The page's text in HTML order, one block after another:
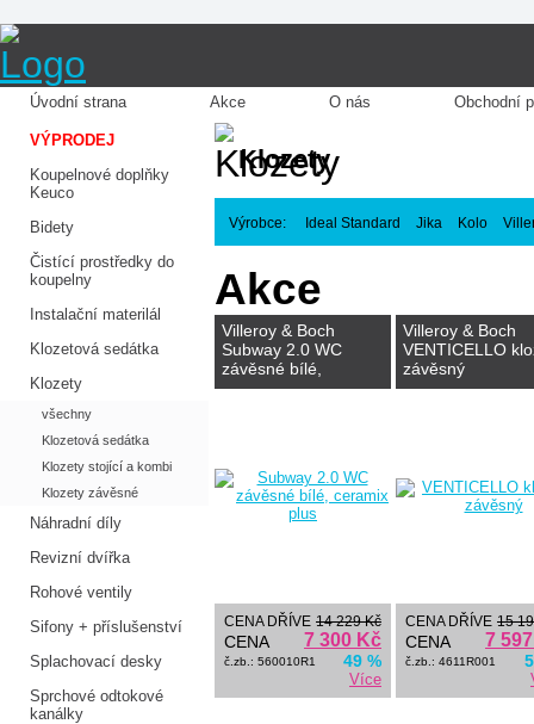
Úvodní strana Akce O nás Obchodní
VÝPRODEJ
Koupelnové doplňky
Keuco
Bidety
Čistící prostředky do
koupelny
Instalační materilál
Klozetová sedátka
Klozety
všechny
Klozetová sedátka
Klozety stojící a kombi
Klozety závěsné
Náhradní díly
Revizní dvířka
Rohové ventily
Sifony + příslušenství
Splachovací desky
Sprchové odtokové
kanálky
Klozety
Výrobce: Ideal Standard Jika Kolo
Akce
Villeroy & Boch
Subway 2.0 WC
závěsné bílé,
ceramix plus
CENA DŘÍVE 14 229 Kč
CENA 7 300 Kč
č.zb.: 560010R1 49 %
Více
Villeroy & Boch
VENTICELLO
závěsný
CENA DŘÍVE 15
CENA 7
č.zb.: 4611R001